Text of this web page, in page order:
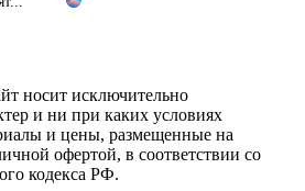
будете
i
не
носит исключительно
и ни при каких условиях
и цены, размещенные на
офертой, в соответствии со
кодекса РФ.